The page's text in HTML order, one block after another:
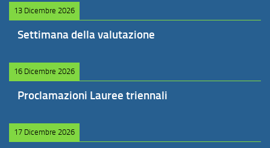
13 Dicembre 2026
Settimana della valutazione
16 Dicembre 2026
Proclamazioni Lauree triennali
17 Dicembre 2026